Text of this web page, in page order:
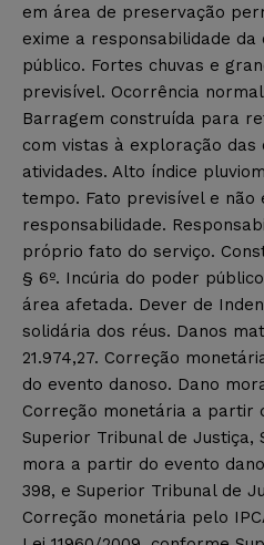
em área de preservação
exime a responsabilidade da
público. Fortes chuvas e
previsível. Ocorrência
Barragem construída para
com vistas à exploração das
atividades. Alto índice
tempo. Fato previsível e não
responsabilidade.
próprio fato do serviço.
§ 6º. Incúria do poder
área afetada. Dever de
solidária dos réus. Danos
21.974,27. Correção
do evento danoso. Dano
Correção monetária a partir
Superior Tribunal de Justiça,
mora a partir do evento
398, e Superior Tribunal de
Correção monetária pelo